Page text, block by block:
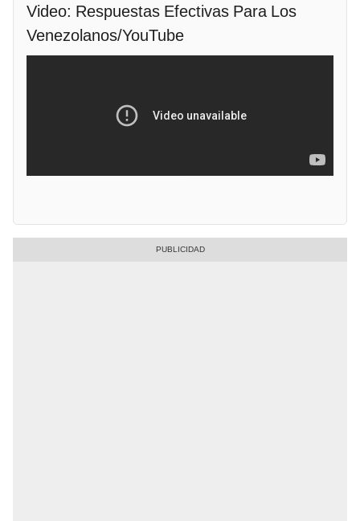
Video: Respuestas Efectivas Para Los
Venezolanos/YouTube